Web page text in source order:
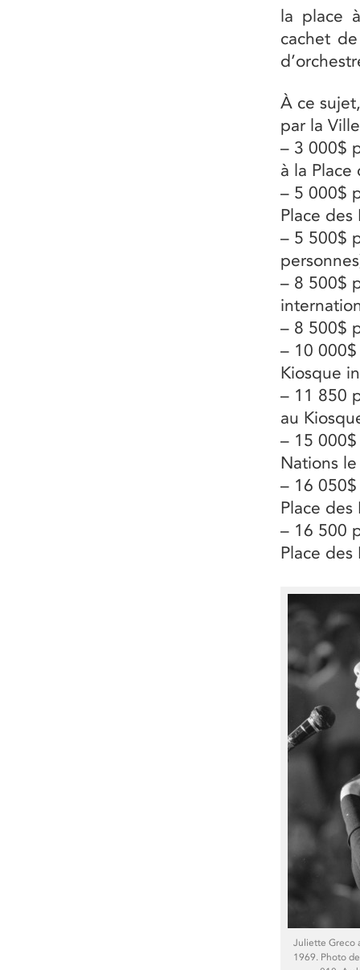
la place
cachet
À ce
par la
– 3 000$
à la
– 5 000$
Place
– 5 500$
– 8 500$
– 8 500$
– 10
Kiosque
– 11 850
au
– 15
Nations
– 16
Place
– 16 500
Place
Juliette Greco
1969. Photo